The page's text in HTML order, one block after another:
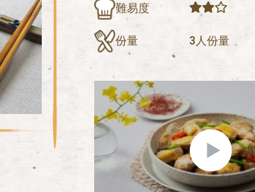
難易度
份量 3人份量